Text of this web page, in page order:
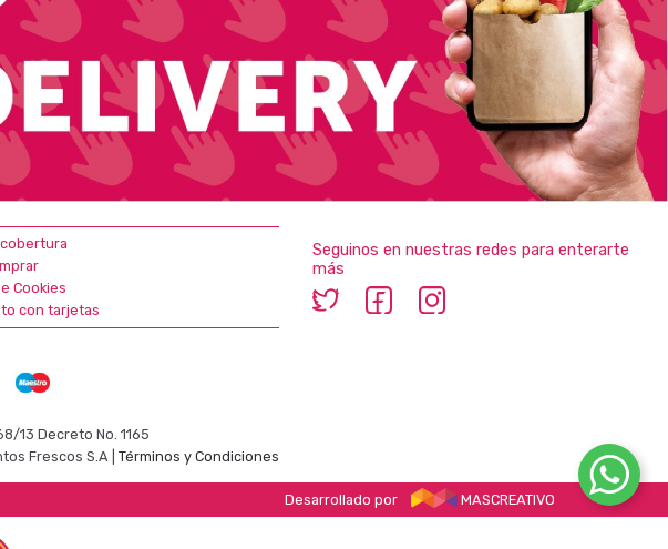
Cookies
con tarjetas
Seguinos en nuestras redes para enterarte
más
13 Decreto No. 1165
Frescos S.A | Términos y Condiciones
Desarrollado por MASCREATIVO